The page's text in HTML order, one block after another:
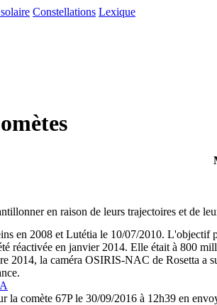
Constellations Lexique
en raison de leurs trajectoires et de
en 2008 et Lutétia le 10/07/2010. L'objectif
réactivée en janvier 2014. Elle était à 800
2014, la caméra OSIRIS-NAC de Rosetta a
la comète 67P le 30/09/2016 à 12h39 en